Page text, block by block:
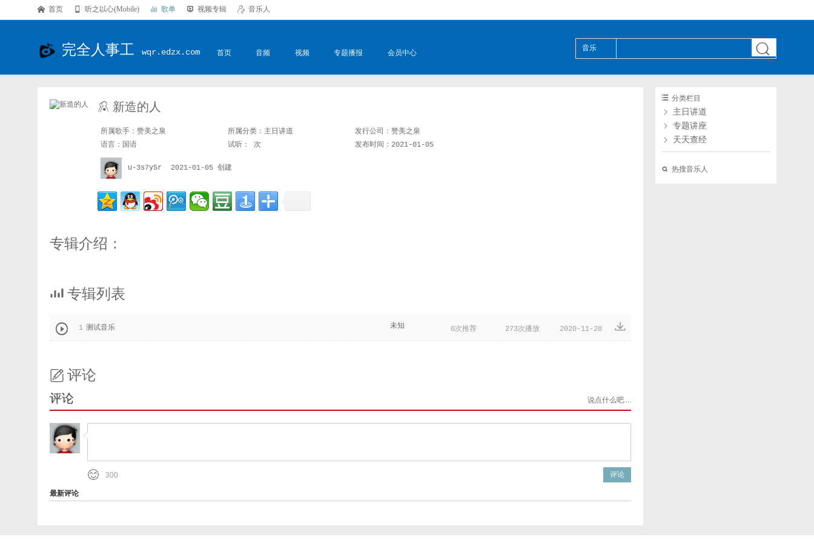
 首页  听之以心(Mobile)  歌单  视频专辑  音乐人
完全人事工 wqr.edzx.com 首页 音频 视频 专题播报 会员中心 音乐 
 新造的人
所属歌手： 赞美之泉 所属分类： 主日讲道 发行公司： 赞美之泉
语言： 国语 试听： 次 发布时间： 2021-01-05
u-3s7y5r 2021-01-05 创建
专辑介绍：
 专辑列表
 1 测试音乐 
未知 0次推荐 273次播放 2020-11-28
 评论
 分类栏目

主日讲道
 专题讲座
 天天查经
 热搜音乐人